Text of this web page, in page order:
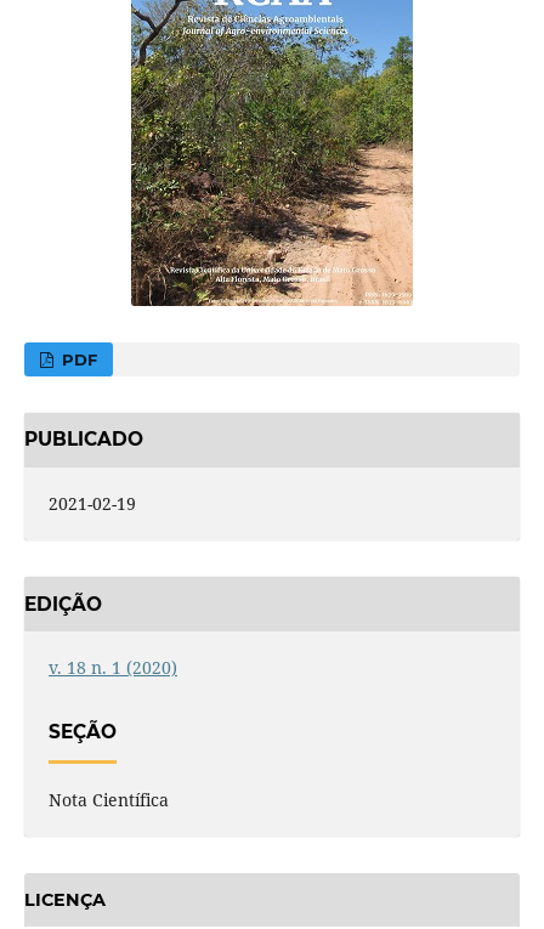
PDF
PUBLICADO
2021-02-19
EDIÇÃO
v. 18 n. 1 (2020)
SEÇÃO
Nota Científica
LICENÇA